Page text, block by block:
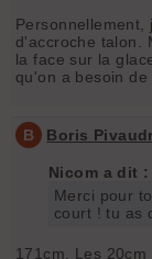
Personnellement,
d'accroche talon.
la face sur la
qu'on a besoin de
B Boris
Nicom a dit :
Merci pour
court ! tu as
171cm. Les